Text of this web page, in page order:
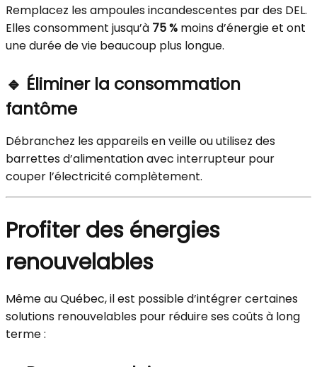
Remplacez les ampoules incandescentes par des DEL.
Elles consomment jusqu’à 75 % moins d’énergie et ont
une durée de vie beaucoup plus longue.
🔹 Éliminer la consommation
fantôme
Débranchez les appareils en veille ou utilisez des
barrettes d’alimentation avec interrupteur pour
couper l’électricité complètement.
Profiter des énergies
renouvelables
Même au Québec, il est possible d’intégrer certaines
solutions renouvelables pour réduire ses coûts à long
terme :